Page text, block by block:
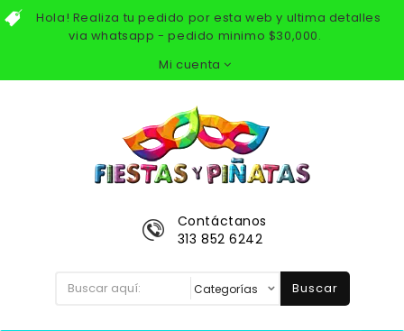
Hola! Realiza tu pedido por esta web y ultima detalles
via whatsapp - pedido minimo $30,000.
Mi cuenta
Contáctanos
313 852 6242
Buscar